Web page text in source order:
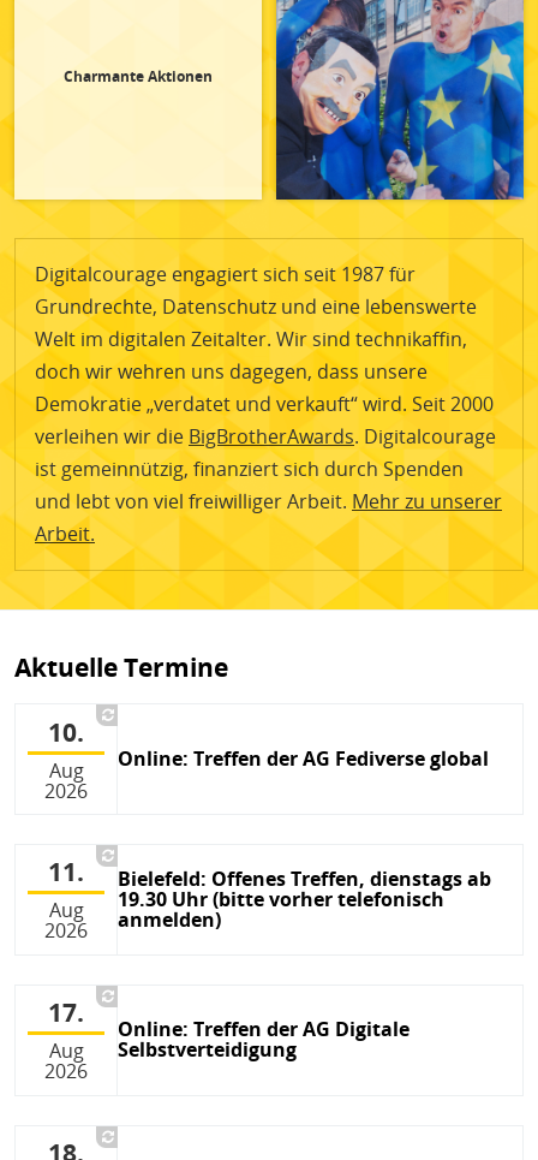
Charmante Aktionen
Digitalcourage engagiert sich seit 1987 für
Grundrechte, Datenschutz und eine lebenswerte
Welt im digitalen Zeitalter. Wir sind technikaffin,
doch wir wehren uns dagegen, dass unsere
Demokratie „verdatet und verkauft“ wird. Seit 2000
verleihen wir die BigBrotherAwards. Digitalcourage
ist gemeinnützig, finanziert sich durch Spenden
und lebt von viel freiwilliger Arbeit. Mehr zu unserer
Arbeit.
Aktuelle Termine
10.
Aug
2026
Online: Treffen der AG Fediverse global
11.
Aug
2026
Bielefeld: Offenes Treffen, dienstags ab
19.30 Uhr (bitte vorher telefonisch
anmelden)
17.
Aug
2026
Online: Treffen der AG Digitale
Selbstverteidigung
18.